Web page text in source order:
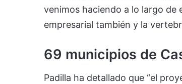
venimos haciendo a lo largo de
empresarial también y la
69 municipios de
Padilla ha detallado que “el